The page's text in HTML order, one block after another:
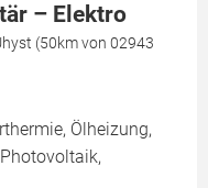
– Elektro
(50km von 02943
Ölheizung,